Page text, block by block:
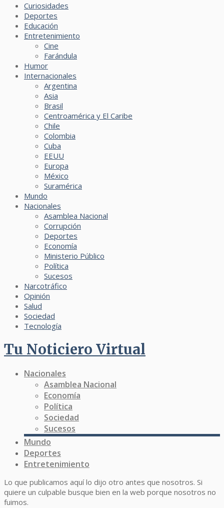
Curiosidades
Deportes
Educación
Entretenimiento
Cine
Farándula
Humor
Internacionales
Argentina
Asia
Brasil
Centroamérica y El Caribe
Chile
Colombia
Cuba
EEUU
Europa
México
Suramérica
Mundo
Nacionales
Asamblea Nacional
Corrupción
Deportes
Economía
Ministerio Público
Política
Sucesos
Narcotráfico
Opinión
Salud
Sociedad
Tecnología
Tu Noticiero Virtual
Nacionales
Asamblea Nacional
Economía
Política
Sociedad
Sucesos
Mundo
Deportes
Entretenimiento
Lo que publicamos aquí lo dijo otro antes que nosotros. Si
quiere un culpable busque bien en la web porque nosotros no
fuimos.